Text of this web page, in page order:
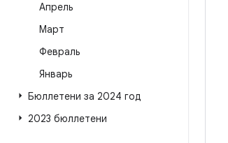
Апрель
Март
Февраль
Январь
Бюллетени за 2024 год
2023 бюллетени